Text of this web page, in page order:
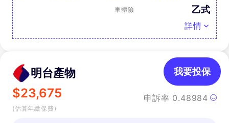
車體險 乙式
詳情
明台產物
$23,675
(估算年繳保費)
申訴率 0.48984
我要投保